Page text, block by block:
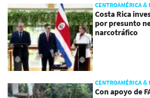
CENTROAMÉRICA &
Costa Rica
por presunto
narcotráfico
CENTROAMÉRICA &
Con apoyo de